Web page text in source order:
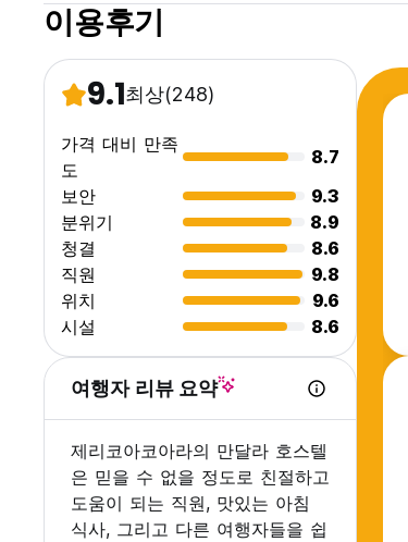
이용후기
9.1최상(248)
가격 대비 만족
도
8.7
보안
9.3
분위기
8.9
청결
8.6
직원
9.8
위치
9.6
시설
8.6
여행자 리뷰 요약
제리코아코아라의 만달라 호스텔
은 믿을 수 없을 정도로 친절하고
도움이 되는 직원, 맛있는 아침
식사, 그리고 다른 여행자들을 쉽